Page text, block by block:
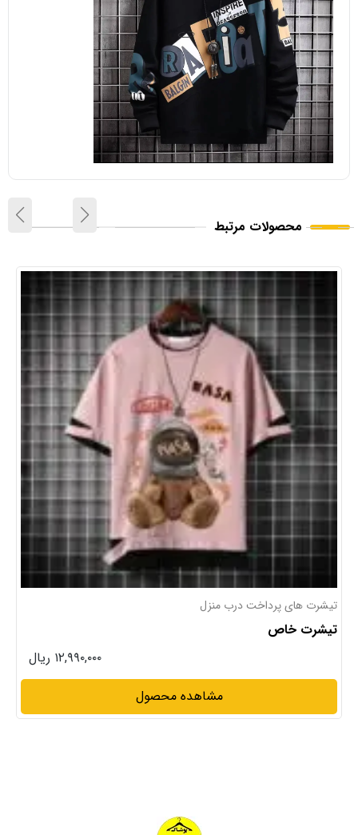
محصولات مرتبط
تیشرت های پرداخت درب منزل
تیشرت خاص
۱۲,۹۹۰,۰۰۰ ریال
مشاهده محصول